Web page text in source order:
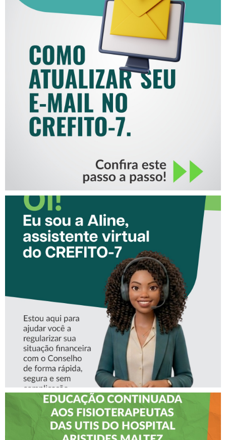
COMO ATUALIZAR SEU E-
MAIL NO CREFITO-7
CONHEÇA A ‘ALINE’,
ASSISTENTE VIRTUAL DO
CREFITO-7